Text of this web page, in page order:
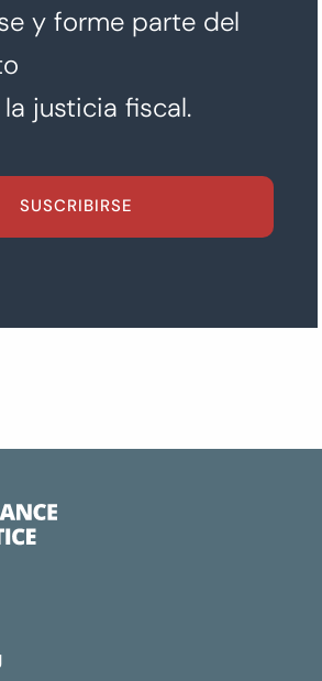
y forme parte del
justicia fiscal.
SUSCRIBIRSE